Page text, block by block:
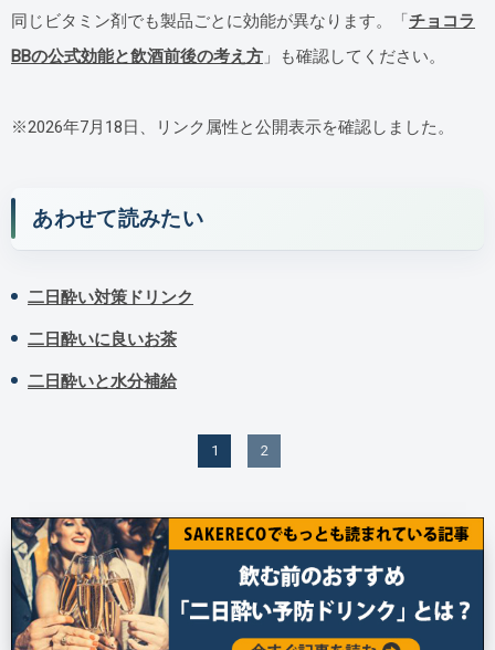
同じビタミン剤でも製品ごとに効能が異なります。「チョコラ
BBの公式効能と飲酒前後の考え方 」も確認してください。
※2026年7月18日、リンク属性と公開表示を確認しました。
あわせて読みたい
二日酔い対策ドリンク
二日酔いに良いお茶
二日酔いと水分補給
1 2